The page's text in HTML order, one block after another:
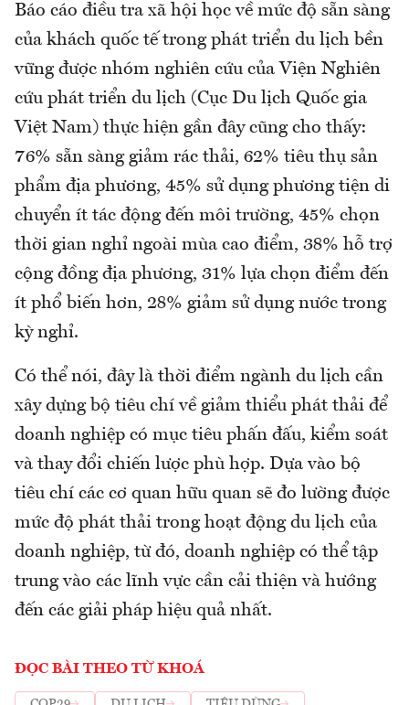
Báo cáo điều tra xã hội học về mức độ sẵn sàng
của khách quốc tế trong phát triển du lịch bền
vững được nhóm nghiên cứu của Viện Nghiên
cứu phát triển du lịch (Cục Du lịch Quốc gia
Việt Nam) thực hiện gần đây cũng cho thấy:
76% sẵn sàng giảm rác thải, 62% tiêu thụ sản
phẩm địa phương, 45% sử dụng phương tiện di
chuyển ít tác động đến môi trường, 45% chọn
thời gian nghỉ ngoài mùa cao điểm, 38% hỗ trợ
cộng đồng địa phương, 31% lựa chọn điểm đến
ít phổ biến hơn, 28% giảm sử dụng nước trong
kỳ nghỉ.
Có thể nói, đây là thời điểm ngành du lịch cần
xây dựng bộ tiêu chí về giảm thiểu phát thải để
doanh nghiệp có mục tiêu phấn đấu, kiểm soát
và thay đổi chiến lược phù hợp. Dựa vào bộ
tiêu chí các cơ quan hữu quan sẽ đo lường được
mức độ phát thải trong hoạt động du lịch của
doanh nghiệp, từ đó, doanh nghiệp có thể tập
trung vào các lĩnh vực cần cải thiện và hướng
đến các giải pháp hiệu quả nhất.
ĐỌC BÀI THEO TỪ KHOÁ